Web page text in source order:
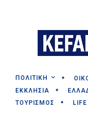
ΠΟΛΙΤΙΚΗ
ΕΚΚΛΗΣΙΑ
ΤΟΥΡΙΣΜΟΣ
LIFE